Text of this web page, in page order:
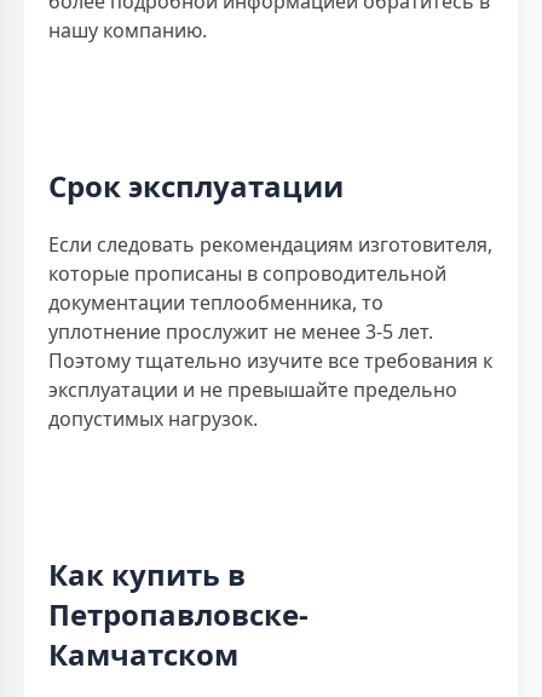
нашу компанию.
Срок эксплуатации
Если следовать рекомендациям изготовителя,
которые прописаны в сопроводительной
документации теплообменника, то
уплотнение прослужит не менее 3-5 лет.
Поэтому тщательно изучите все требования к
эксплуатации и не превышайте предельно
допустимых нагрузок.
Как купить в
Петропавловске-
Камчатском